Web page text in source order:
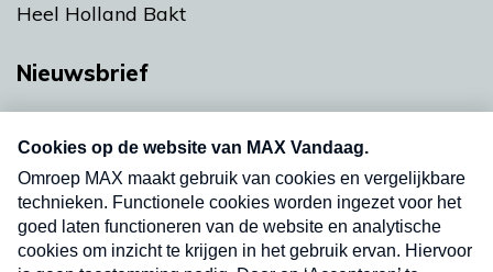
Heel Holland Bakt
Nieuwsbrief
nieuwsbrief. Elke vrijdag- en dinsdagochtend in
uw mailbox.
Verzend